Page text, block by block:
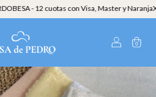
- 12 cuotas con Visa, Master y NaranjaX
0